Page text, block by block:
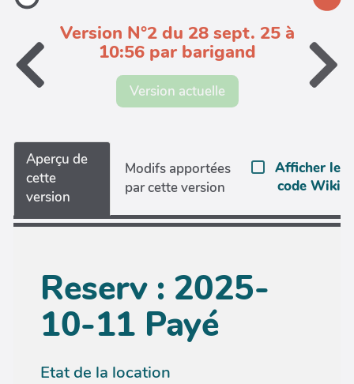
Version N°2 du 28 sept. 25 à
10:56 par barigand
Version actuelle
Aperçu de
cette
version
Modifs apportées
par cette version
Afficher le
code Wiki
Reserv : 2025-
10-11 Payé
Etat de la location